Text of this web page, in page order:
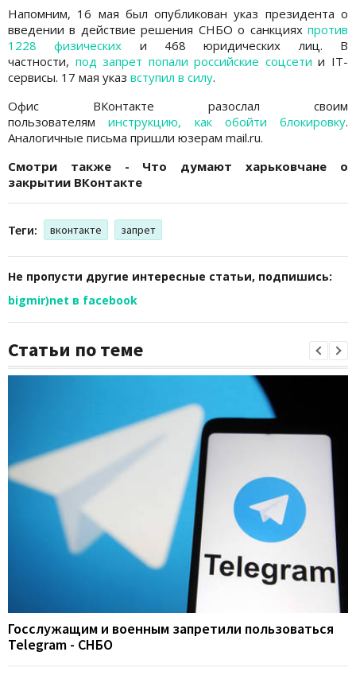
Напомним, 16 мая был опубликован указ президента о
введении в действие решения СНБО о санкциях против
1228 физических и 468 юридических лиц. В
частности, под запрет попали российские соцсети и IT-
сервисы. 17 мая указ вступил в силу.
Офис ВКонтакте разослал своим
пользователяминструкцию, как обойти блокировку.
Аналогичные письма пришли юзерам mail.ru.
Смотри также - Что думают харьковчане о
закрытии ВКонтакте
Теги: вконтакте запрет
Не пропусти другие интересные статьи, подпишись:
bigmir)net в facebook
Статьи по теме
Госслужащим и военным запретили пользоваться
Telegram - СНБО